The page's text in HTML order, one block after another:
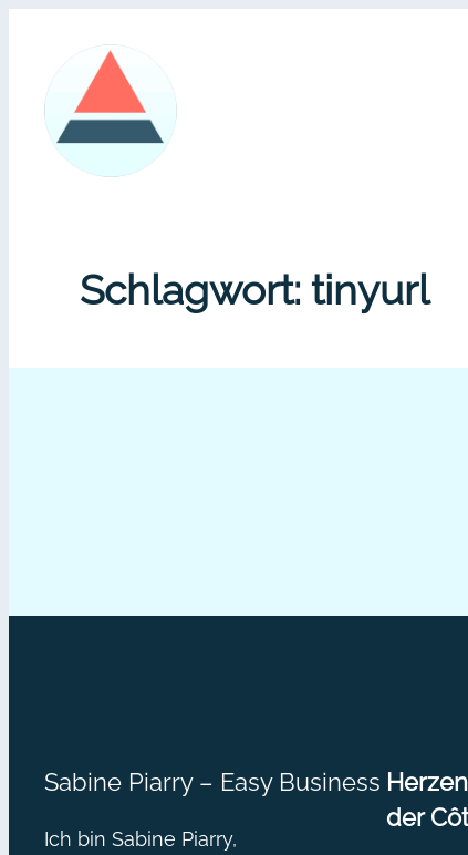
springen
Schlagwort: tinyurl
Sabine Piarry – Easy Business
Ich bin Sabine Piarry,
der